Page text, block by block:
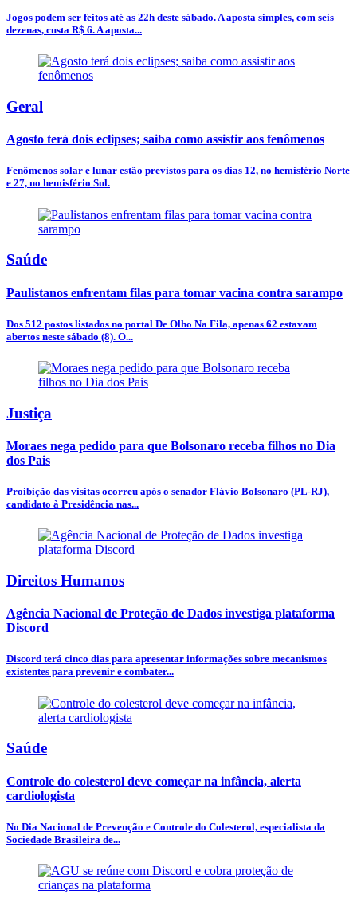
Jogos podem ser feitos até as 22h deste sábado. A aposta simples, com seis
dezenas, custa R$ 6. A aposta...
Geral
Agosto terá dois eclipses; saiba como assistir aos fenômenos
Fenômenos solar e lunar estão previstos para os dias 12, no hemisfério Norte
e 27, no hemisfério Sul.
Saúde
Paulistanos enfrentam filas para tomar vacina contra sarampo
Dos 512 postos listados no portal De Olho Na Fila, apenas 62 estavam
abertos neste sábado (8). O...
Justiça
Moraes nega pedido para que Bolsonaro receba filhos no Dia
dos Pais
Proibição das visitas ocorreu após o senador Flávio Bolsonaro (PL-RJ),
candidato à Presidência nas...
Direitos Humanos
Agência Nacional de Proteção de Dados investiga plataforma
Discord
Discord terá cinco dias para apresentar informações sobre mecanismos
existentes para prevenir e combater...
Saúde
Controle do colesterol deve começar na infância, alerta
cardiologista
No Dia Nacional de Prevenção e Controle do Colesterol, especialista da
Sociedade Brasileira de...